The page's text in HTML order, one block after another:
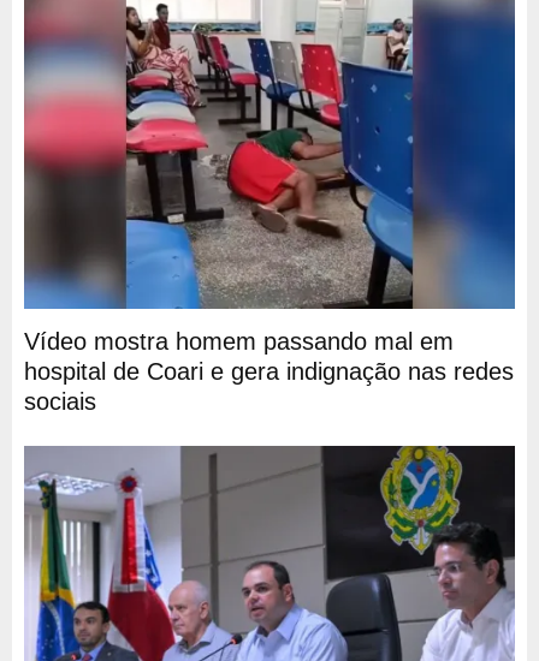
Vídeo mostra homem passando mal em
hospital de Coari e gera indignação nas redes
sociais